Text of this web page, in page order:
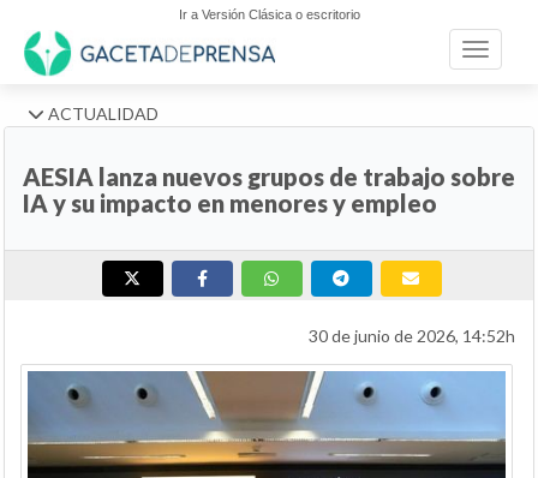
Ir a Versión Clásica o escritorio
Toggle
ACTUALIDAD
AESIA lanza nuevos grupos de trabajo sobre
IA y su impacto en menores y empleo
30 de junio de 2026, 14:52h